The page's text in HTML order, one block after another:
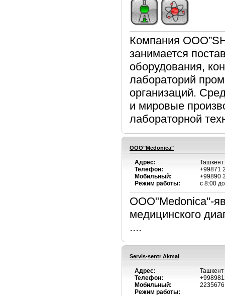
Компания
занимается
оборудования,
лабораторий
организаций.
и мировые
лабораторной
OOO"Medonica"
Адрес:
Телефон:
Мобильный:
Режим работы:
+99871
+99890
с 8:00
OOO"Medonica"-
медицинского
....
Servis-sentr Akmal
Адрес:
Телефон:
Мобильный:
Режим работы:
2235676